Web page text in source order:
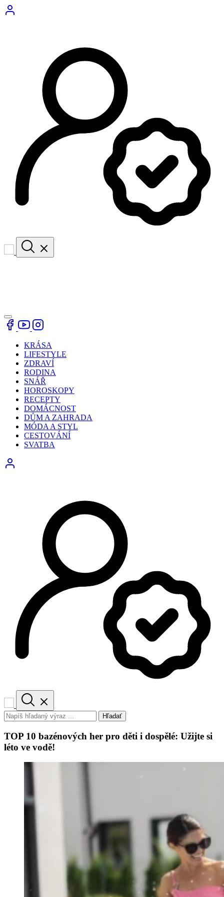
KRÁSA
LIFESTYLE
ZDRAVÍ
RODINA
SNÁŘ
HOROSKOPY
RECEPTY
DOMÁCNOST
DŮM A ZAHRADA
MÓDA A STYL
CESTOVÁNÍ
SVATBA
Hľadať
TOP 10 bazénových her pro děti i dospělé: Užijte si
léto ve vodě!